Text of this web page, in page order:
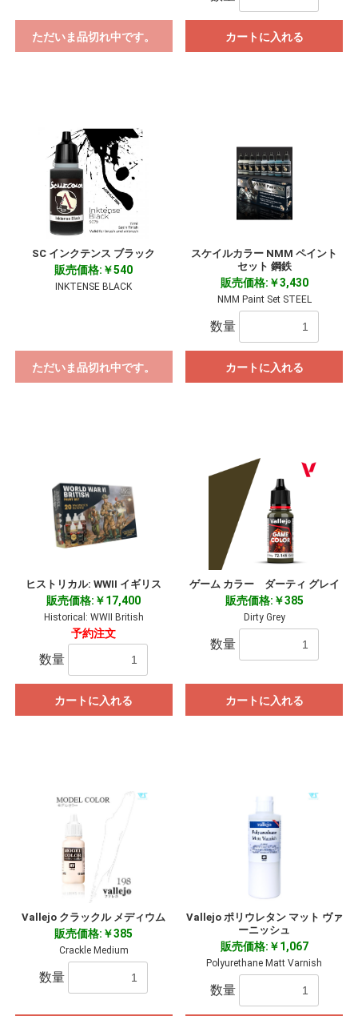
ただいま品切れ中です。 カートに入れる
SC インクテンス ブラック
販売価格:￥540
INKTENSE BLACK
ただいま品切れ中です。
スケイルカラー NMM ペイント
セット 鋼鉄
販売価格:￥3,430
NMM Paint Set STEEL
数量
カートに入れる
ヒストリカル: WWII イギリス
販売価格:￥17,400
Historical: WWII British
予約注文
数量
カートに入れる
ゲーム カラー ダーティ グレイ
販売価格:￥385
Dirty Grey
数量
カートに入れる
Vallejo クラックル メディウム
販売価格:￥385
Crackle Medium
数量
Vallejo ポリウレタン マット ヴァ
ーニッシュ
販売価格:￥1,067
Polyurethane Matt Varnish
数量